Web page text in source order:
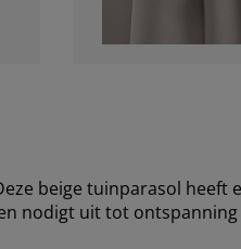
beige tuinparasol heeft
nodigt uit tot ontspanning